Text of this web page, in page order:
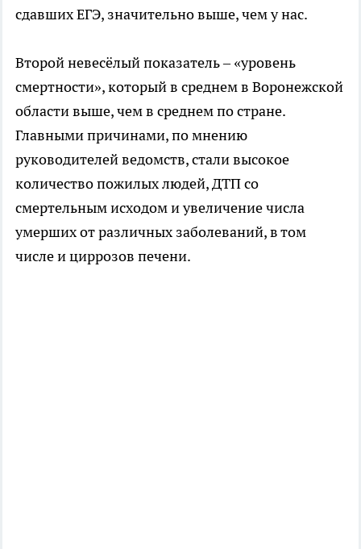
сдавших ЕГЭ, значительно выше, чем у нас.
Второй невесёлый показатель – «уровень
смертности», который в среднем в Воронежской
области выше, чем в среднем по стране.
Главными причинами, по мнению
руководителей ведомств, стали высокое
количество пожилых людей, ДТП со
смертельным исходом и увеличение числа
умерших от различных заболеваний, в том
числе и циррозов печени.